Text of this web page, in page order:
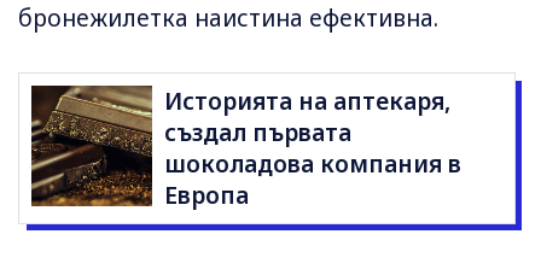
бронежилетка наистина ефективна.
Историята на аптекаря,
създал първата
шоколадова компания в
Европа